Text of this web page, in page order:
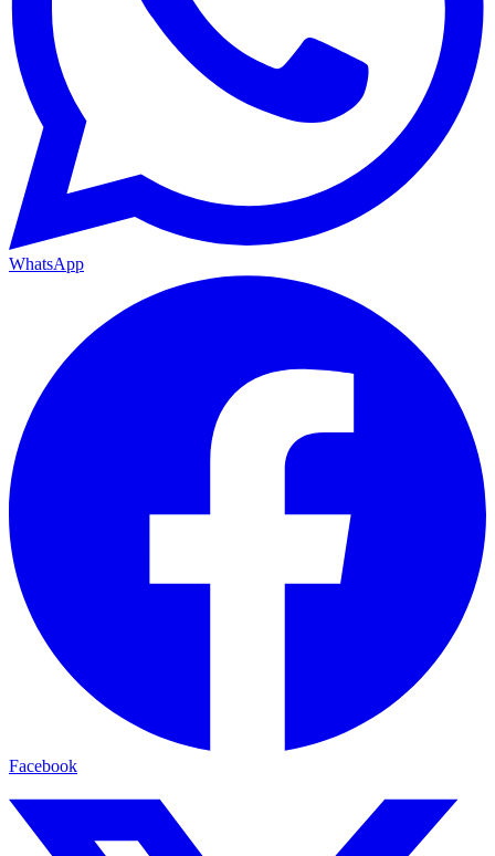
WhatsApp
Facebook